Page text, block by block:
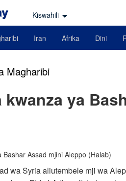
Kiswahili
Iran Afrika Dini
Magharibi
kwanza ya
wa Syria aliutembele mji wa